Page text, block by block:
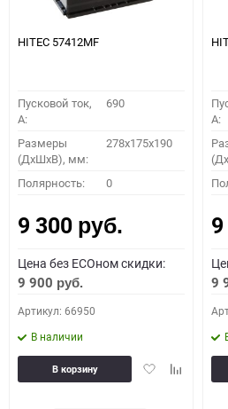
HITEC 57412MF
Пусковой ток,
A:
690
Размеры
(ДхШхВ), мм:
278x175x190
Полярность: 0
9 300 руб.
Цена без ECOном скидки:
9 900 руб.
Артикул: 66950
В наличии
ДобавитьДобавить
В корзину
A:
9